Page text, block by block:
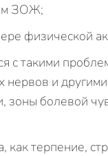
ЗОЖ;
физической
с такими
нервов и
зоны болевой
терпение,